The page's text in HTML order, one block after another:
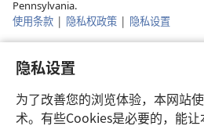
隐私设置
为了改善您的浏览体验，本网站
术。有些Cookies是必要的，能让
Pennsylvania.
使用条款 | 隐私权政策 | 隐私设置